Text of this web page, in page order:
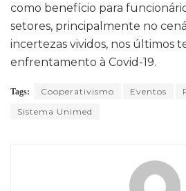
como benefício para
setores, principalmente no
incertezas vividos, nos últimos
enfrentamento à Covid-19.
Tags: Cooperativismo Eventos
Sistema Unimed